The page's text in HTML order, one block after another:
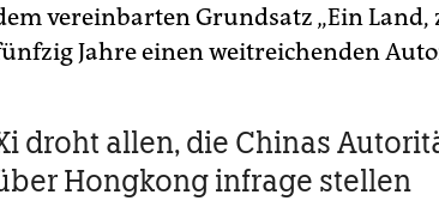
vereinbarten Grundsatz „Ein Land,
Jahre einen weitreichenden
droht allen, die Chinas
Hongkong infrage stellen